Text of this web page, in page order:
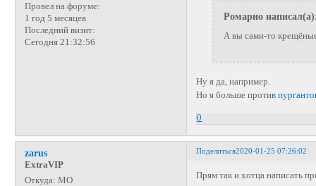
Провел на форуме:
1 год 5 месяцев
Последний визит:
Сегодня 21:32:56
Ромарио
А вы сами-то
Ну я да, например.
Но я больше против
0
Поделиться2020-01-25 07:26:02
zarus
ExtraVIP
Откуда: МО
Прям так и хотца написать